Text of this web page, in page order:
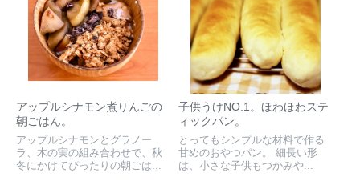
アップルシナモン煮りんごの
朝ごはん。
アップルシナモンとグラノー
ラ、木の実の組み合わせで、秋
冬にかけてぴったりの朝ごは...
子供うけNO.1。ほわほわステ
ィックパン。
とってもシンプルな材料で作る
甘めのおやつパン。 細長い形
は、小さな子供もつかみや...